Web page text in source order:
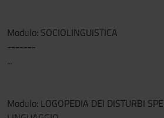
Modulo: SOCIOLINGUISTICA
-------
...
Modulo: LOGOPEDIA DEI DISTURBI